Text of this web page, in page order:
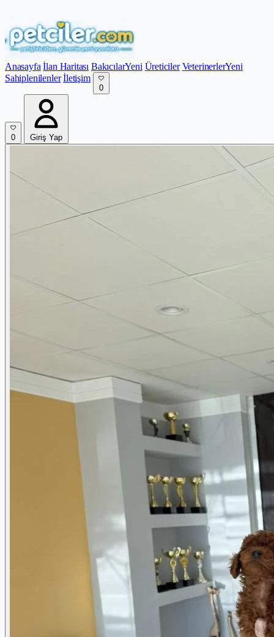
Anasayfa İlan Haritası BakıcılarYeni Üreticiler VeterinerlerYeni
Sahiplenilenler İletişim
0
0 Giriş Yap